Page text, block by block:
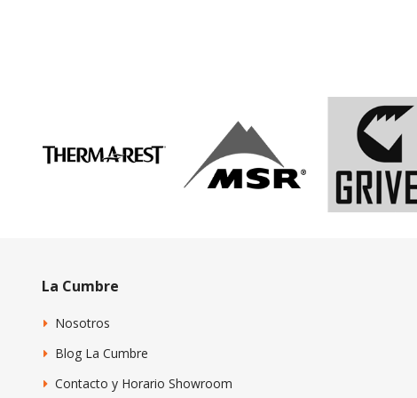
La Cumbre
Nosotros
Blog La Cumbre
Contacto y Horario Showroom